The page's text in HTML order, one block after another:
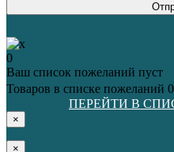
0
Ваш список пожеланий пуст
Товаров в списке пожеланий 0
ПЕРЕЙТИ В
×
×